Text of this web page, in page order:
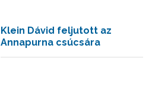
Klein Dávid feljutott az
Annapurna csúcsára